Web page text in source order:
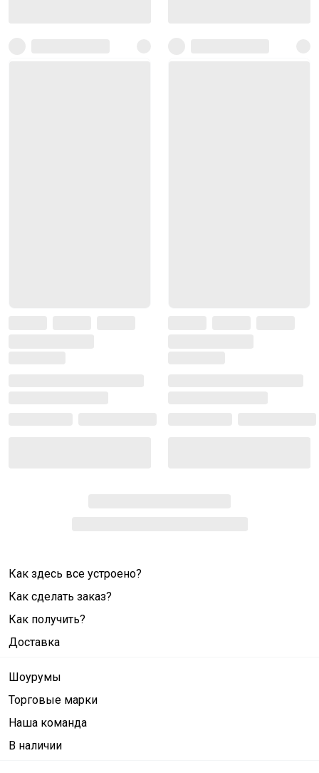
Как здесь все устроено?
Как сделать заказ?
Как получить?
Доставка
Шоурумы
Торговые марки
Наша команда
В наличии